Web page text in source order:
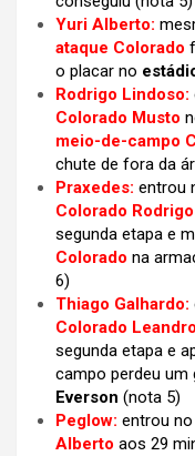
Yuri Alberto:
ataque Colorado
o placar no
Rodrigo Lindoso:
Colorado Musto
meio-de-campo
chute de fora da
Praxedes: entrou
Colorado
segunda etapa e
Colorado na
6)
Thiago Galhardo:
Colorado
segunda etapa e
campo perdeu
Everson (nota 5)
Peglow: entrou
Alberto aos 29